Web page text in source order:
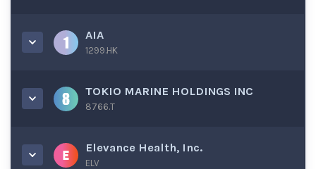
AIA
1299.HK
TOKIO MARINE HOLDINGS INC
8766.T
Elevance Health, Inc.
ELV